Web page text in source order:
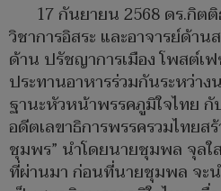
17 กันยายน 2568 ดร.กิต
วิชาการอิสระ และอาจารย์ด้า
ด้าน ปรัชญาการเมือง โพสต์เ
ประทานอาหารร่วมกันระหว่า
ฐานะหัวหน้าพรรคภูมิใจไทย
อดีตเลขาธิการพรรครวมไทยส
ชุมพร” นำโดยนายชุมพล จุล
ที่ผ่านมา ก่อนที่นายชุมพล จะ